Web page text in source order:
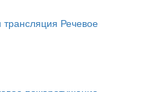
Речевое